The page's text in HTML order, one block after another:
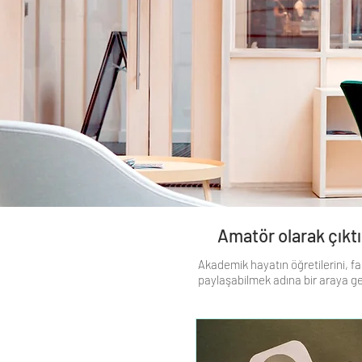
Amatör olarak
Akademik hayatın öğretilerini,
paylaşabilmek adına bir araya